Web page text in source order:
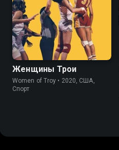
7.6 7.2
Женщины Трои
Women of Troy • 2020, США,
Спорт